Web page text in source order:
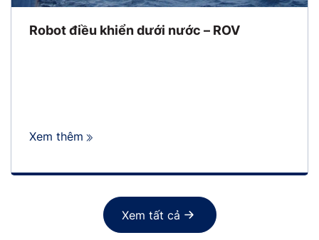
Robot điều khiển dưới nước – ROV
Xem thêm
Xem tất cả